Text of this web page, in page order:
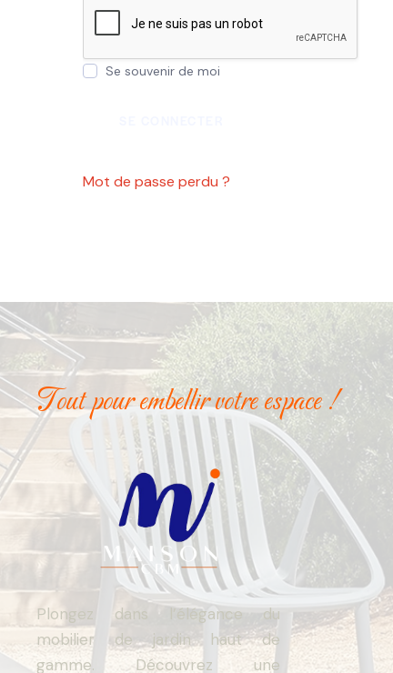
Se souvenir de moi
Mot de passe perdu ?
Tout pour embellir votre espace !
Plongez dans l’élégance du
mobilier de jardin haut de
gamme. Découvrez une